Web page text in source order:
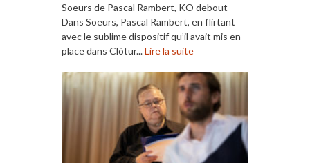
Soeurs de Pascal Rambert, KO debout
Dans Soeurs, Pascal Rambert, en flirtant
avec le sublime dispositif qu’il avait mis en
place dans Clôtur...Lire la suite